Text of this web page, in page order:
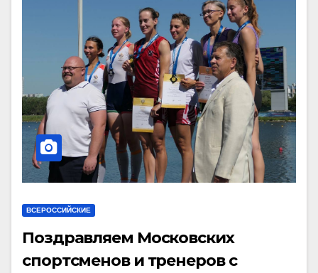
ВСЕРОССИЙСКИЕ
Поздравляем Московских
спортсменов и тренеров с